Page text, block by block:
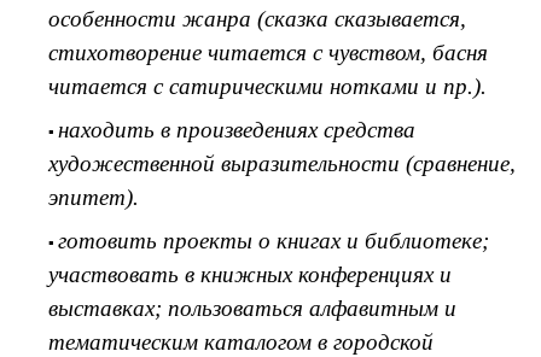
особенности жанра (сказка сказывается,
стихотворение читается с чувством, басня
читается с сатирическими нотками и пр.).
находить в произведениях средства
художественной выразительности (сравнение,
эпитет).
готовить проекты о книгах и библиотеке;
участвовать в книжных конференциях и
выставках; пользоваться алфавитным и
тематическим каталогом в городской